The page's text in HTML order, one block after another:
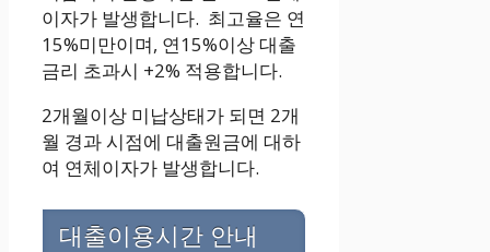
이자가 발생합니다. 최고율은 연
15%미만이며, 연15%이상 대출
금리 초과시 +2% 적용합니다.
2개월이상 미납상태가 되면 2개
월 경과 시점에 대출원금에 대하
여 연체이자가 발생합니다.
대출이용시간 안내